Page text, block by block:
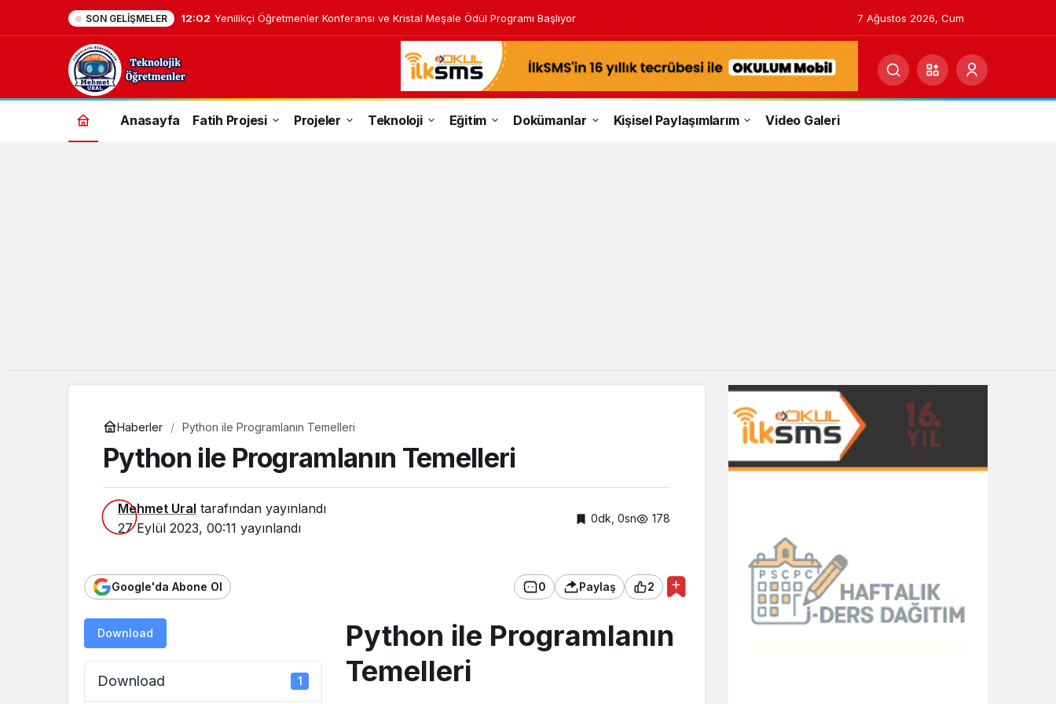
SON GELIŞMELER 12:02 Yenilikçi Öğretmenler Konferansı ve Kristal Meşale Ödül Programı Başlıyor 7 Ağustos 2026, Cum
Anasayfa Fatih Projesi Projeler Teknoloji Eğitim Dokümanlar Kişisel Paylaşımlarım Video Galeri
Haberler Python ile Programlanın Temelleri
Python ile Programlanın Temelleri
Mehmet Ural tarafından yayınlandı
27 Eylül 2023, 00:11 yayınlandı
0dk, 0sn 178
Google'da Abone Ol 0 Paylaş 2
Download
Download 1
Python ile Programlanın
Temelleri